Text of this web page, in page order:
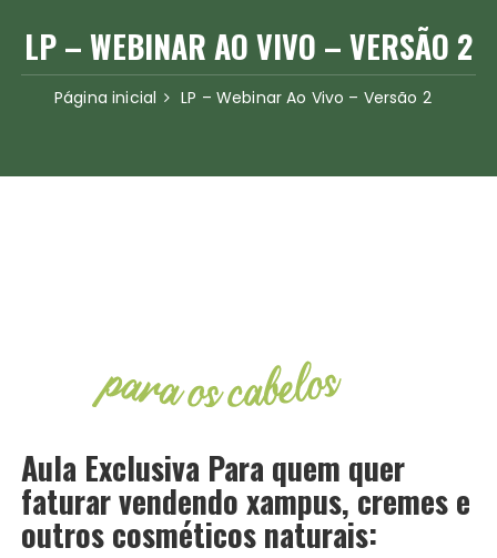
LP – WEBINAR AO VIVO – VERSÃO 2
Página inicial LP – Webinar Ao Vivo – Versão 2
Aula Exclusiva Para quem quer
faturar vendendo xampus, cremes e
outros cosméticos naturais: